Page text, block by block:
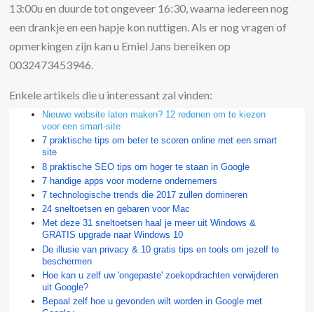
13:00u en duurde tot ongeveer 16:30, waarna iedereen nog
een drankje en een hapje kon nuttigen. Als er nog vragen of
opmerkingen zijn kan u Emiel Jans bereiken op
0032473453946.
Enkele artikels die u interessant zal vinden:
Nieuwe website laten maken? 12 redenen om te kiezen
voor een smart-site
7 praktische tips om beter te scoren online met een smart
site
8 praktische SEO tips om hoger te staan in Google
7 handige apps voor moderne ondernemers
7 technologische trends die 2017 zullen domineren
24 sneltoetsen en gebaren voor Mac
Met deze 31 sneltoetsen haal je meer uit Windows &
GRATIS upgrade naar Windows 10
De illusie van privacy & 10 gratis tips en tools om jezelf te
beschermen
Hoe kan u zelf uw 'ongepaste' zoekopdrachten verwijderen
uit Google?
Bepaal zelf hoe u gevonden wilt worden in Google met